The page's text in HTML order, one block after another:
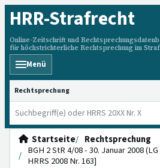
HRR-Strafrecht
Online-Zeitschrift und
für höchstrichterliche Rechtsprechung im
Menü
HRRS durchsuchen
Startseite
Rechtsprechung
BGH 2 StR 4/08 - 30. Januar 2008
HRRS 2008 Nr. 163]